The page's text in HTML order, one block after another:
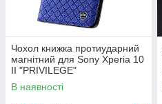
Чохол книжка протиударний
магнітний для Sony Xperia 10
II "PRIVILEGE"
В наявності